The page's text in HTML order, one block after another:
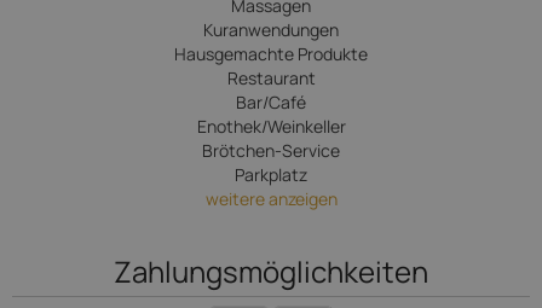
Massagen
Kuranwendungen
Hausgemachte Produkte
Restaurant
Bar/Café
Enothek/Weinkeller
Brötchen-Service
Parkplatz
weitere anzeigen
Zahlungsmöglichkeiten